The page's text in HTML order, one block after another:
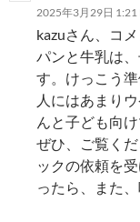
2025年3月29日 1:21
kazuさん、コ
パンと牛乳は
す。けっこう
人にはあまり
んと子ども向
ぜひ、ご覧く
ックの依頼を
ったら、また